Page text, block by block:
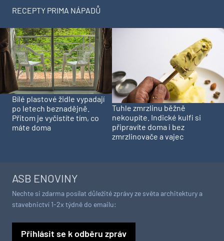
RECEPTY PRIMA NÁPADŮ
Bílé plastové židle vypadají
po letech beznadějně.
Přitom je vyčistíte tím, co
máte doma
Tuhle zmrzlinu běžně
nekoupíte. Indické kulfi si
připravíte doma i bez
zmrzlinovače a vajec
ASB ENOVINY
Nechte si zdarma posílat důležité zprávy ze světa architektury a
stavebnictví 1-2x týdně do emailu:
Přihlásit se k odběru zpráv